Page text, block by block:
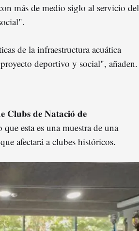
más de medio siglo al servicio del
de la infraestructura acuática
deportivo y social", añaden.
Clubs de Natació de
que esta es una muestra de una
afectará a clubes históricos.